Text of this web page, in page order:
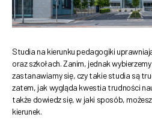
Studia na kierunku pedagogiki
oraz szkołach. Zanim, jednak
zastanawiamy się, czy takie studia są
zatem, jak wygląda kwestia trudności
także dowiedz się, w jaki sposób,
kierunek.